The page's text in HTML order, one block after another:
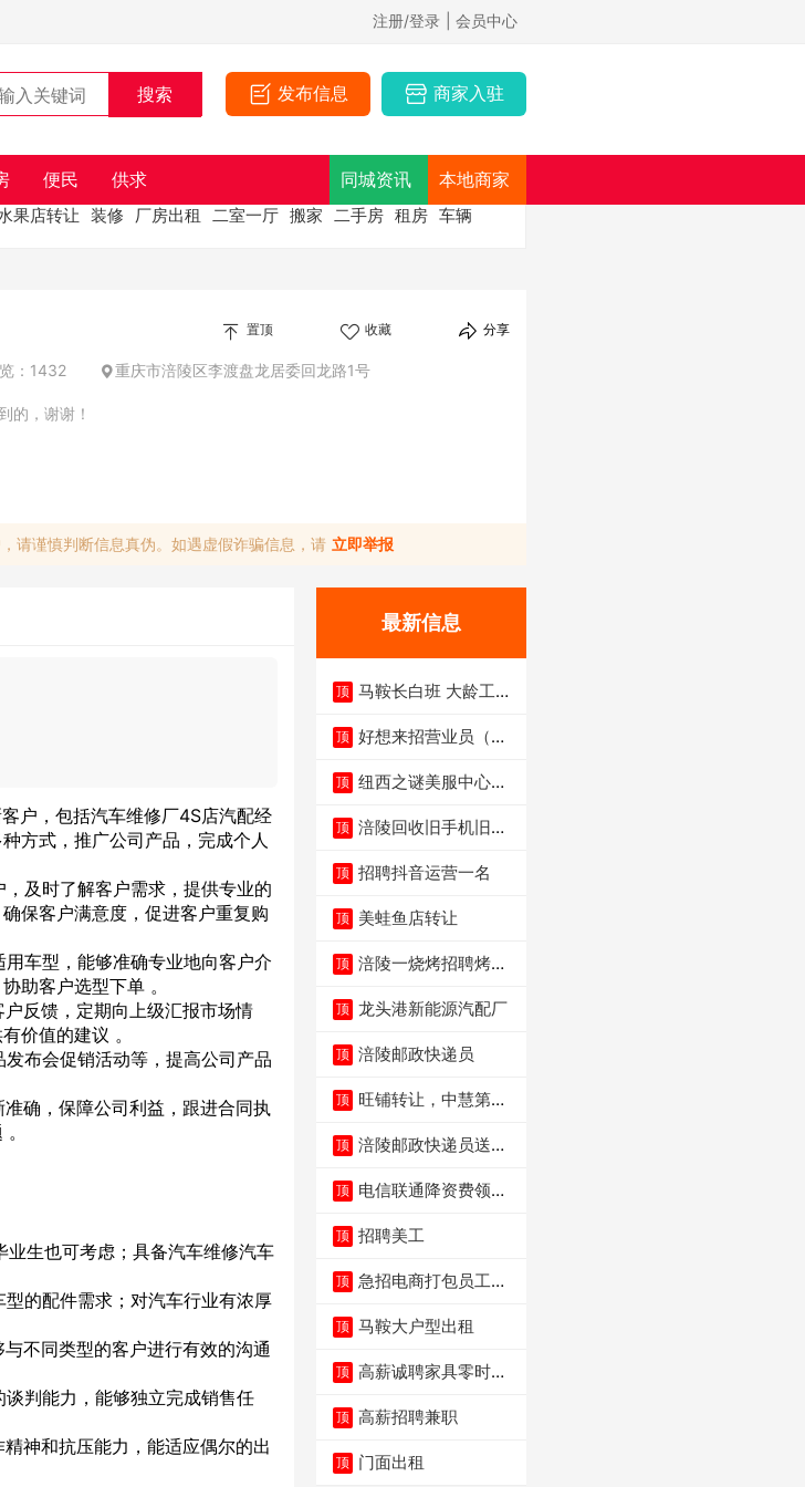
注册/登录 | 会员中心
发布信息 商家入驻
便民 供求 同城资讯 本地商家
果店转让 装修 厂房出租 二室一厅 搬家 二手房 租房 车辆
置顶 收藏 分享
：1432 重庆市涪陵区李渡盘龙居委回龙路1号
的，谢谢！
请谨慎判断信息真伪。如遇虚假诈骗信息，请 立即举报
户，包括汽车维修厂4S店汽配经
方式，推广公司产品，完成个人
及时了解客户需求，提供专业的
保客户满意度，促进客户重复购
车型，能够准确专业地向客户介
助客户选型下单 。
反馈，定期向上级汇报市场情
价值的建议 。
布会促销活动等，提高公司产品
确，保障公司利益，跟进合同执
生也可考虑；具备汽车维修汽车
的配件需求；对汽车行业有浓厚
不同类型的客户进行有效的沟通
判能力，能够独立完成销售任
神和抗压能力，能适应偶尔的出
最新信息
顶 马鞍长白班 大龄工大
顶 好想来招营业员（不
顶 纽西之谜美服中心招
顶 涪陵回收旧手机旧电
顶 招聘抖音运营一名
顶 美蛙鱼店转让
顶 涪陵一烧烤招聘烤工
顶 龙头港新能源汽配厂
顶 涪陵邮政快递员
顶 旺铺转让，中慧第一
顶 涪陵邮政快递员送货
顶 电信联通降资费领价
顶 招聘美工
顶 急招电商打包员工作
顶 马鞍大户型出租
顶 高薪诚聘家具零时促
顶 高薪招聘兼职
顶 门面出租